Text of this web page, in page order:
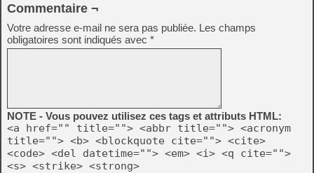
Commentaire ¬
Votre adresse e-mail ne sera pas publiée. Les champs
obligatoires sont indiqués avec *
NOTE - Vous pouvez utilisez ces tags et attributs HTML:
<a href="" title=""> <abbr title=""> <acronym
title=""> <b> <blockquote cite=""> <cite>
<code> <del datetime=""> <em> <i> <q cite="">
<s> <strike> <strong>